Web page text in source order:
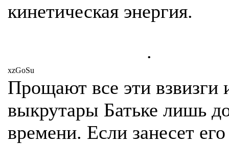
кинетическая энергия.
.
xzGoSu
Прощают все эти взвизги
выкрутары Батьке лишь
времени. Если занесет